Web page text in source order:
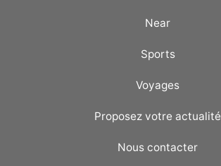
Near
Sports
Voyages
Proposez votre actualité
Nous contacter